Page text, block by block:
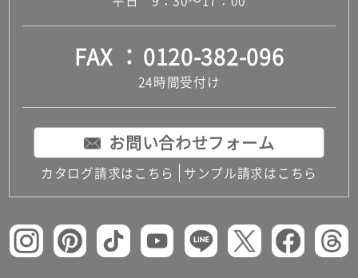
FAX 0120-382-096
24時間受付け
お問い合わせフォーム
カタログ請求はこちら サンプル請求はこちら